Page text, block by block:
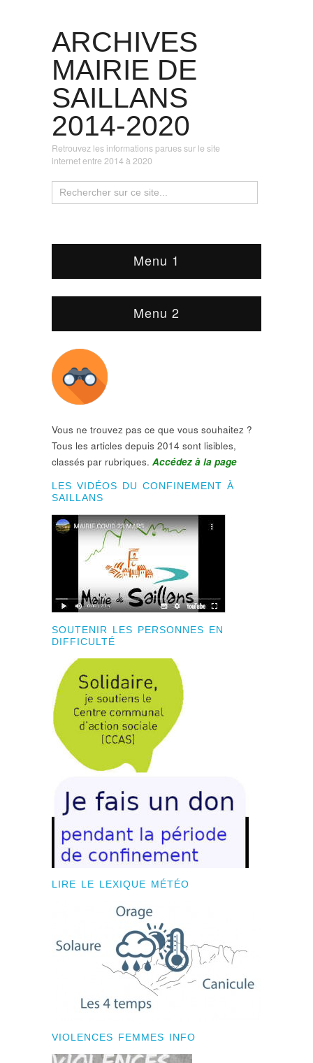
ARCHIVES
MAIRIE DE
SAILLANS
2014-2020
Retrouvez les informations parues sur le site
internet entre 2014 à 2020
Menu 1
Menu 2
Vous ne trouvez pas ce que vous souhaitez ?
Tous les articles depuis 2014 sont lisibles,
classés par rubriques. Accédez à la page
LES VIDÉOS DU CONFINEMENT À
SAILLANS
SOUTENIR LES PERSONNES EN
DIFFICULTÉ
LIRE LE LEXIQUE MÉTÉO
VIOLENCES FEMMES INFO